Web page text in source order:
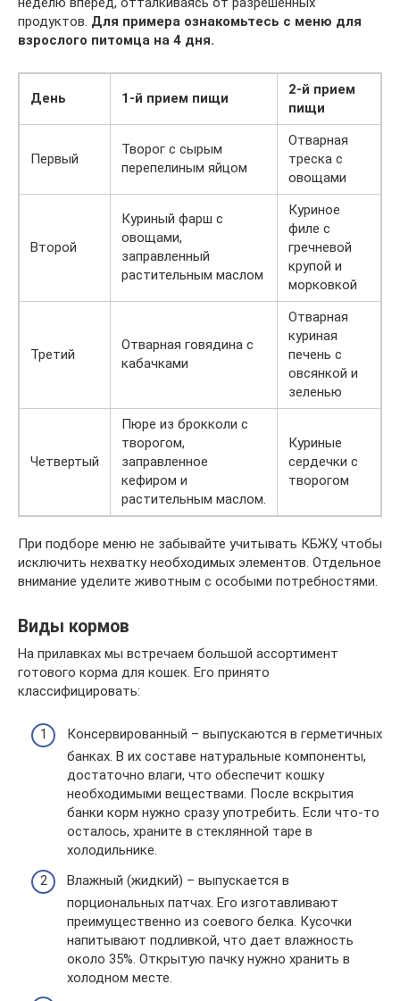
продуктов. Для примера ознакомьтесь с меню для
взрослого питомца на 4 дня.
День 1-й прием пищи
2-й прием
пищи
Первый
Творог с сырым
перепелиным яйцом
Отварная
треска с
овощами
Второй
Куриный фарш с
овощами,
заправленный
растительным маслом
Куриное
филе с
гречневой
крупой и
морковкой
Третий
Отварная говядина с
кабачками
Отварная
куриная
печень с
овсянкой и
зеленью
Четвертый
Пюре из брокколи с
творогом,
заправленное
кефиром и
растительным маслом.
Куриные
сердечки с
творогом
При подборе меню не забывайте учитывать КБЖУ, чтобы
исключить нехватку необходимых элементов. Отдельное
внимание уделите животным с особыми потребностями.
Виды кормов
На прилавках мы встречаем большой ассортимент
готового корма для кошек. Его принято
классифицировать:
Консервированный – выпускаются в герметичных
банках. В их составе натуральные компоненты,
достаточно влаги, что обеспечит кошку
необходимыми веществами. После вскрытия
банки корм нужно сразу употребить. Если что-то
осталось, храните в стеклянной таре в
холодильнике.
Влажный (жидкий) – выпускается в
порциональных патчах. Его изготавливают
преимущественно из соевого белка. Кусочки
напитывают подливкой, что дает влажность
около 35%. Открытую пачку нужно хранить в
холодном месте.